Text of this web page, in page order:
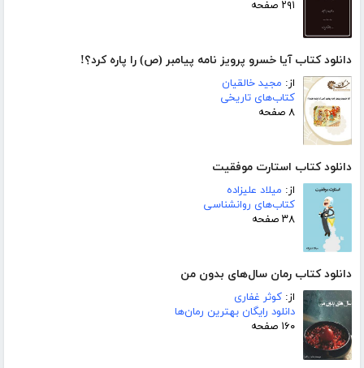
۲۹۱ صفحه
دانلود کتاب آیا خسرو پرویز نامه پیامبر (ص) را پاره کرد؟!
از: مجید خالقیان
کتاب‌های تاریخی
۸ صفحه
دانلود کتاب استارت موفقیت
از: میلاد علیزاده
کتاب‌های روانشناسی
۳۸ صفحه
دانلود کتاب رمان سال‌های بدون من
از: کوثر غفاری
دانلود رایگان بهترین رمان‌ها
۱۶۰ صفحه